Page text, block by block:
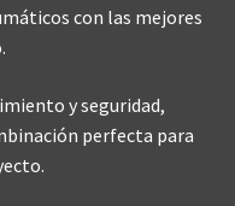
con las mejores
y seguridad,
perfecta para